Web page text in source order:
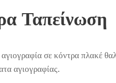
Ταπείνωση
σε κόντρα πλακέ
αγιογραφίας.